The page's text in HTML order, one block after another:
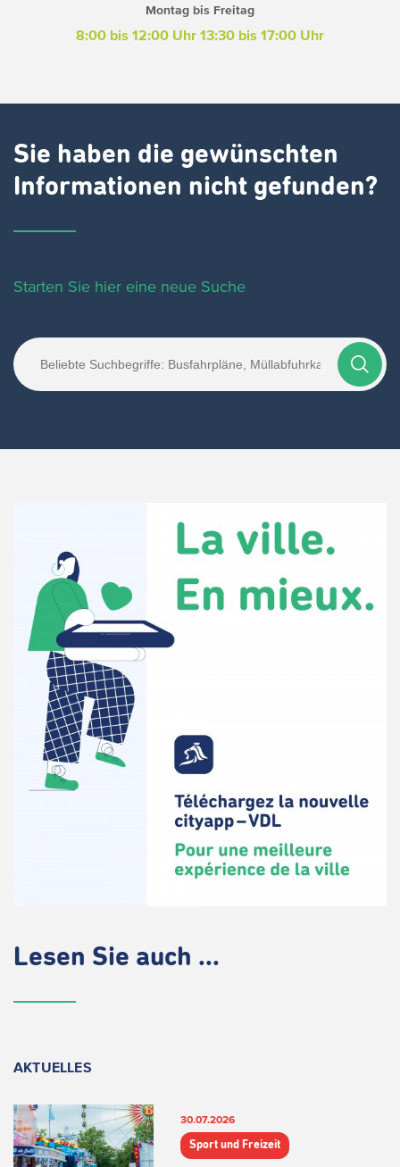
Montag bis Freitag
8:00 bis 12:00 Uhr 13:30 bis 17:00 Uhr
Sie haben die gewünschten
Informationen nicht gefunden?
Starten Sie hier eine neue Suche
Lesen Sie auch ...
AKTUELLES
30.07.2026
Sport und Freizeit